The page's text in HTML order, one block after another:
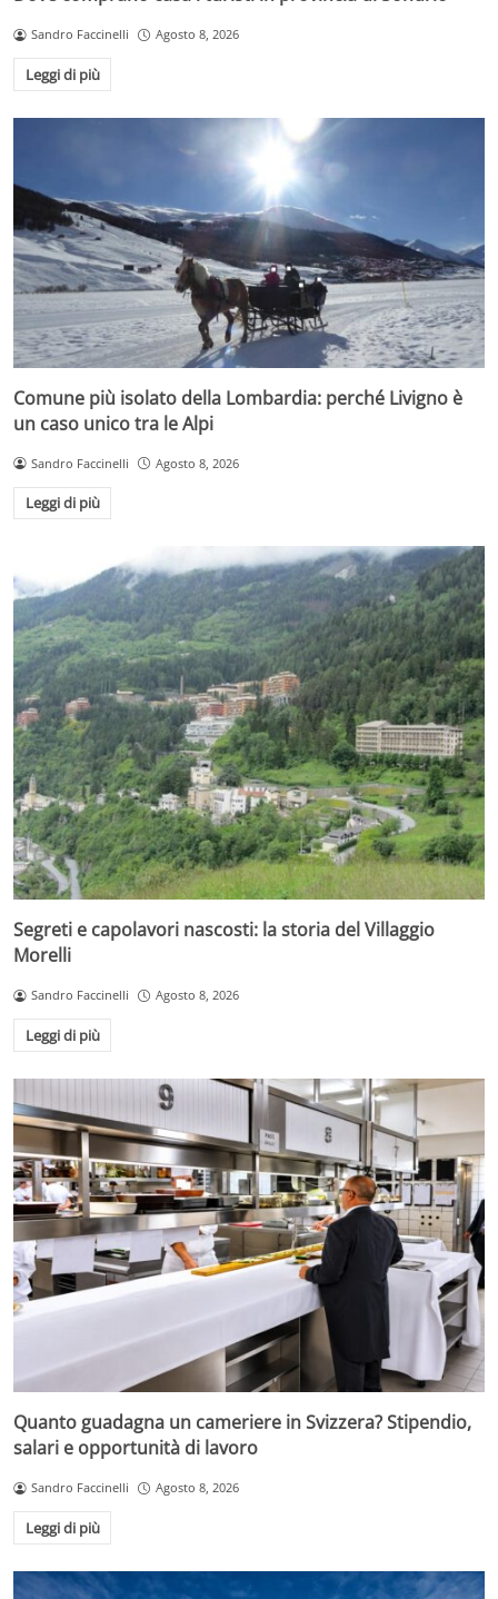
Sandro Faccinelli Agosto 8, 2026
Leggi di più
Comune più isolato della Lombardia: perché Livigno è
un caso unico tra le Alpi
Sandro Faccinelli Agosto 8, 2026
Leggi di più
Segreti e capolavori nascosti: la storia del Villaggio
Morelli
Sandro Faccinelli Agosto 8, 2026
Leggi di più
Quanto guadagna un cameriere in Svizzera? Stipendio,
salari e opportunità di lavoro
Sandro Faccinelli Agosto 8, 2026
Leggi di più